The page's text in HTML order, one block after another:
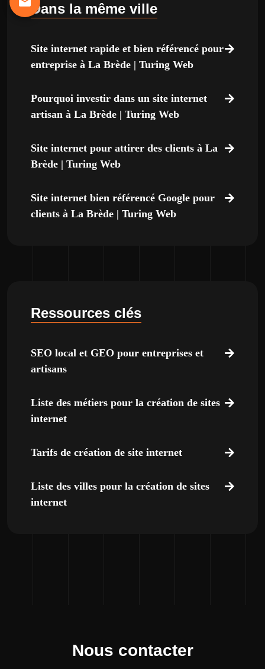
Dans la même ville
Site internet rapide et bien référencé pour
entreprise à La Brède | Turing Web
Pourquoi investir dans un site internet
artisan à La Brède | Turing Web
Site internet pour attirer des clients à La
Brède | Turing Web
Site internet bien référencé Google pour
clients à La Brède | Turing Web
Ressources clés
SEO local et GEO pour entreprises et
artisans
Liste des métiers pour la création de sites
internet
Tarifs de création de site internet
Liste des villes pour la création de sites
internet
Nous contacter